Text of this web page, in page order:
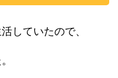
していたので、